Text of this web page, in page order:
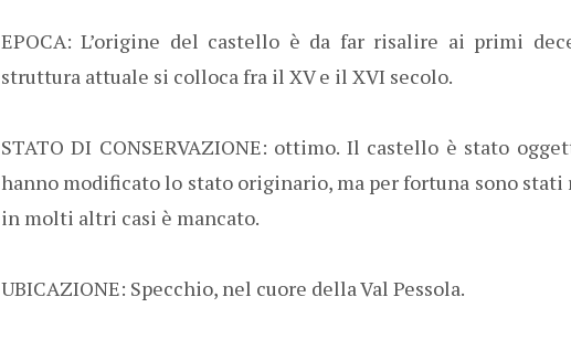
EPOCA: L’origine del castello è da far risalire ai primi
struttura attuale si colloca fra il XV e il XVI secolo.
STATO DI CONSERVAZIONE: ottimo. Il castello è stato
hanno modificato lo stato originario, ma per fortuna sono stati
in molti altri casi è mancato.
UBICAZIONE: Specchio, nel cuore della Val Pessola.